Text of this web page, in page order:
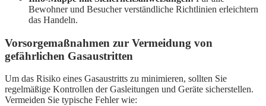
Bewohner und Besucher verständliche Richtlinien erleichtern
das Handeln.
Vorsorgemaßnahmen zur Vermeidung von
gefährlichen Gasaustritten
Um das Risiko eines Gasaustritts zu minimieren, sollten Sie
regelmäßige Kontrollen der Gasleitungen und Geräte sicherstellen.
Vermeiden Sie typische Fehler wie: